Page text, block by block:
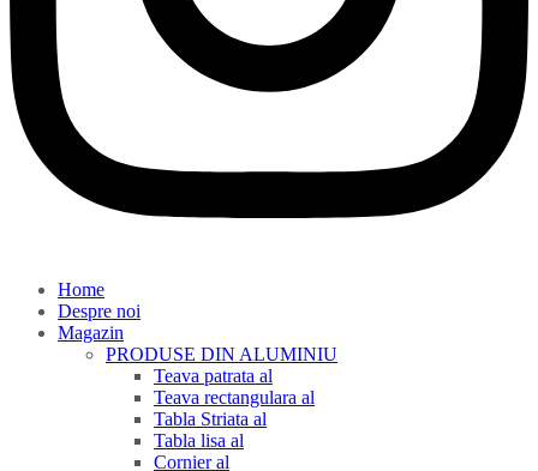
Home
Despre noi
Magazin
PRODUSE DIN ALUMINIU
Teava patrata al
Teava rectangulara al
Tabla Striata al
Tabla lisa al
Cornier al